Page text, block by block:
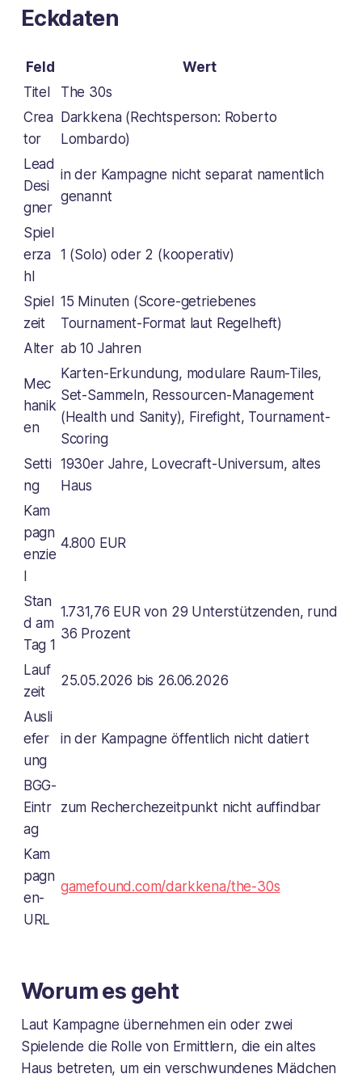
Eckdaten
Feld
Wert
Titel
The 30s
Crea
tor
Darkkena (Rechtsperson: Roberto
Lombardo)
Lead
Desi
gner
in der Kampagne nicht separat namentlich
genannt
Spiel
erza
hl
1 (Solo) oder 2 (kooperativ)
Spiel
zeit
15 Minuten (Score-getriebenes
Tournament-Format laut Regelheft)
Alter ab 10 Jahren
Mec
hanik
en
Karten-Erkundung, modulare Raum-Tiles,
Set-Sammeln, Ressourcen-Management
(Health und Sanity), Firefight, Tournament-
Scoring
Setti
ng
1930er Jahre, Lovecraft-Universum, altes
Haus
Kam
pagn
enzie
l
4.800 EUR
Stan
d am
Tag 1
1.731,76 EUR von 29 Unterstützenden, rund
36 Prozent
Lauf
zeit
25.05.2026 bis 26.06.2026
Ausli
efer
ung
in der Kampagne öffentlich nicht datiert
BGG-
Eintr
ag
zum Recherchezeitpunkt nicht auffindbar
Kam
pagn
en-
URL
gamefound.com/darkkena/the-30s
Worum es geht
Laut Kampagne übernehmen ein oder zwei
Spielende die Rolle von Ermittlern, die ein altes
Haus betreten, um ein verschwundenes Mädchen